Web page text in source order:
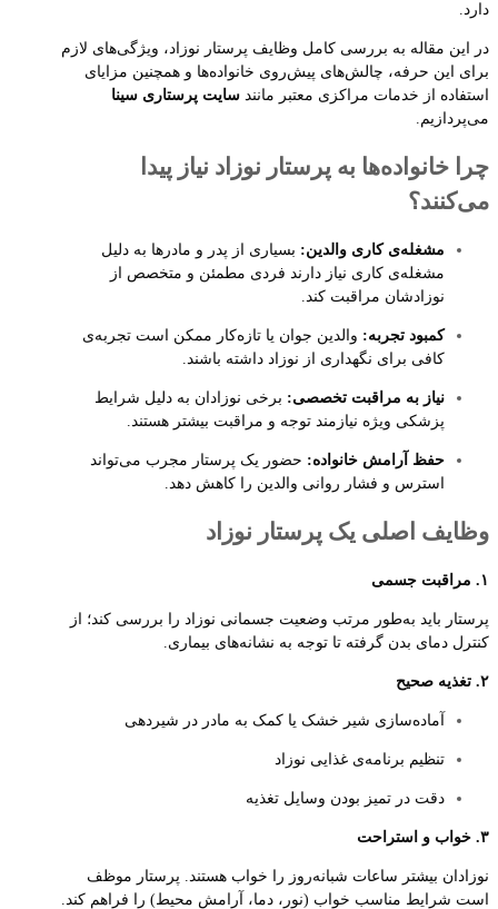
دارد.
در این مقاله به بررسی کامل وظایف پرستار نوزاد، ویژگی‌های لازم
برای این حرفه، چالش‌های پیش‌روی خانواده‌ها و همچنین مزایای
استفاده از خدمات مراکزی معتبر مانند سایت پرستاری سینا
می‌پردازیم.
چرا خانواده‌ها به پرستار نوزاد نیاز پیدا
می‌کنند؟
مشغله‌ی کاری والدین: بسیاری از پدر و مادرها به دلیل
مشغله‌ی کاری نیاز دارند فردی مطمئن و متخصص از
نوزادشان مراقبت کند.
کمبود تجربه: والدین جوان یا تازه‌کار ممکن است تجربه‌ی
کافی برای نگهداری از نوزاد داشته باشند.
نیاز به مراقبت تخصصی: برخی نوزادان به دلیل شرایط
پزشکی ویژه نیازمند توجه و مراقبت بیشتر هستند.
حفظ آرامش خانواده: حضور یک پرستار مجرب می‌تواند
استرس و فشار روانی والدین را کاهش دهد.
وظایف اصلی یک پرستار نوزاد
۱. مراقبت جسمی
پرستار باید به‌طور مرتب وضعیت جسمانی نوزاد را بررسی کند؛ از
کنترل دمای بدن گرفته تا توجه به نشانه‌های بیماری.
۲. تغذیه صحیح
آماده‌سازی شیر خشک یا کمک به مادر در شیردهی
تنظیم برنامه‌ی غذایی نوزاد
دقت در تمیز بودن وسایل تغذیه
۳. خواب و استراحت
نوزادان بیشتر ساعات شبانه‌روز را خواب هستند. پرستار موظف
است شرایط مناسب خواب (نور، دما، آرامش محیط) را فراهم کند.